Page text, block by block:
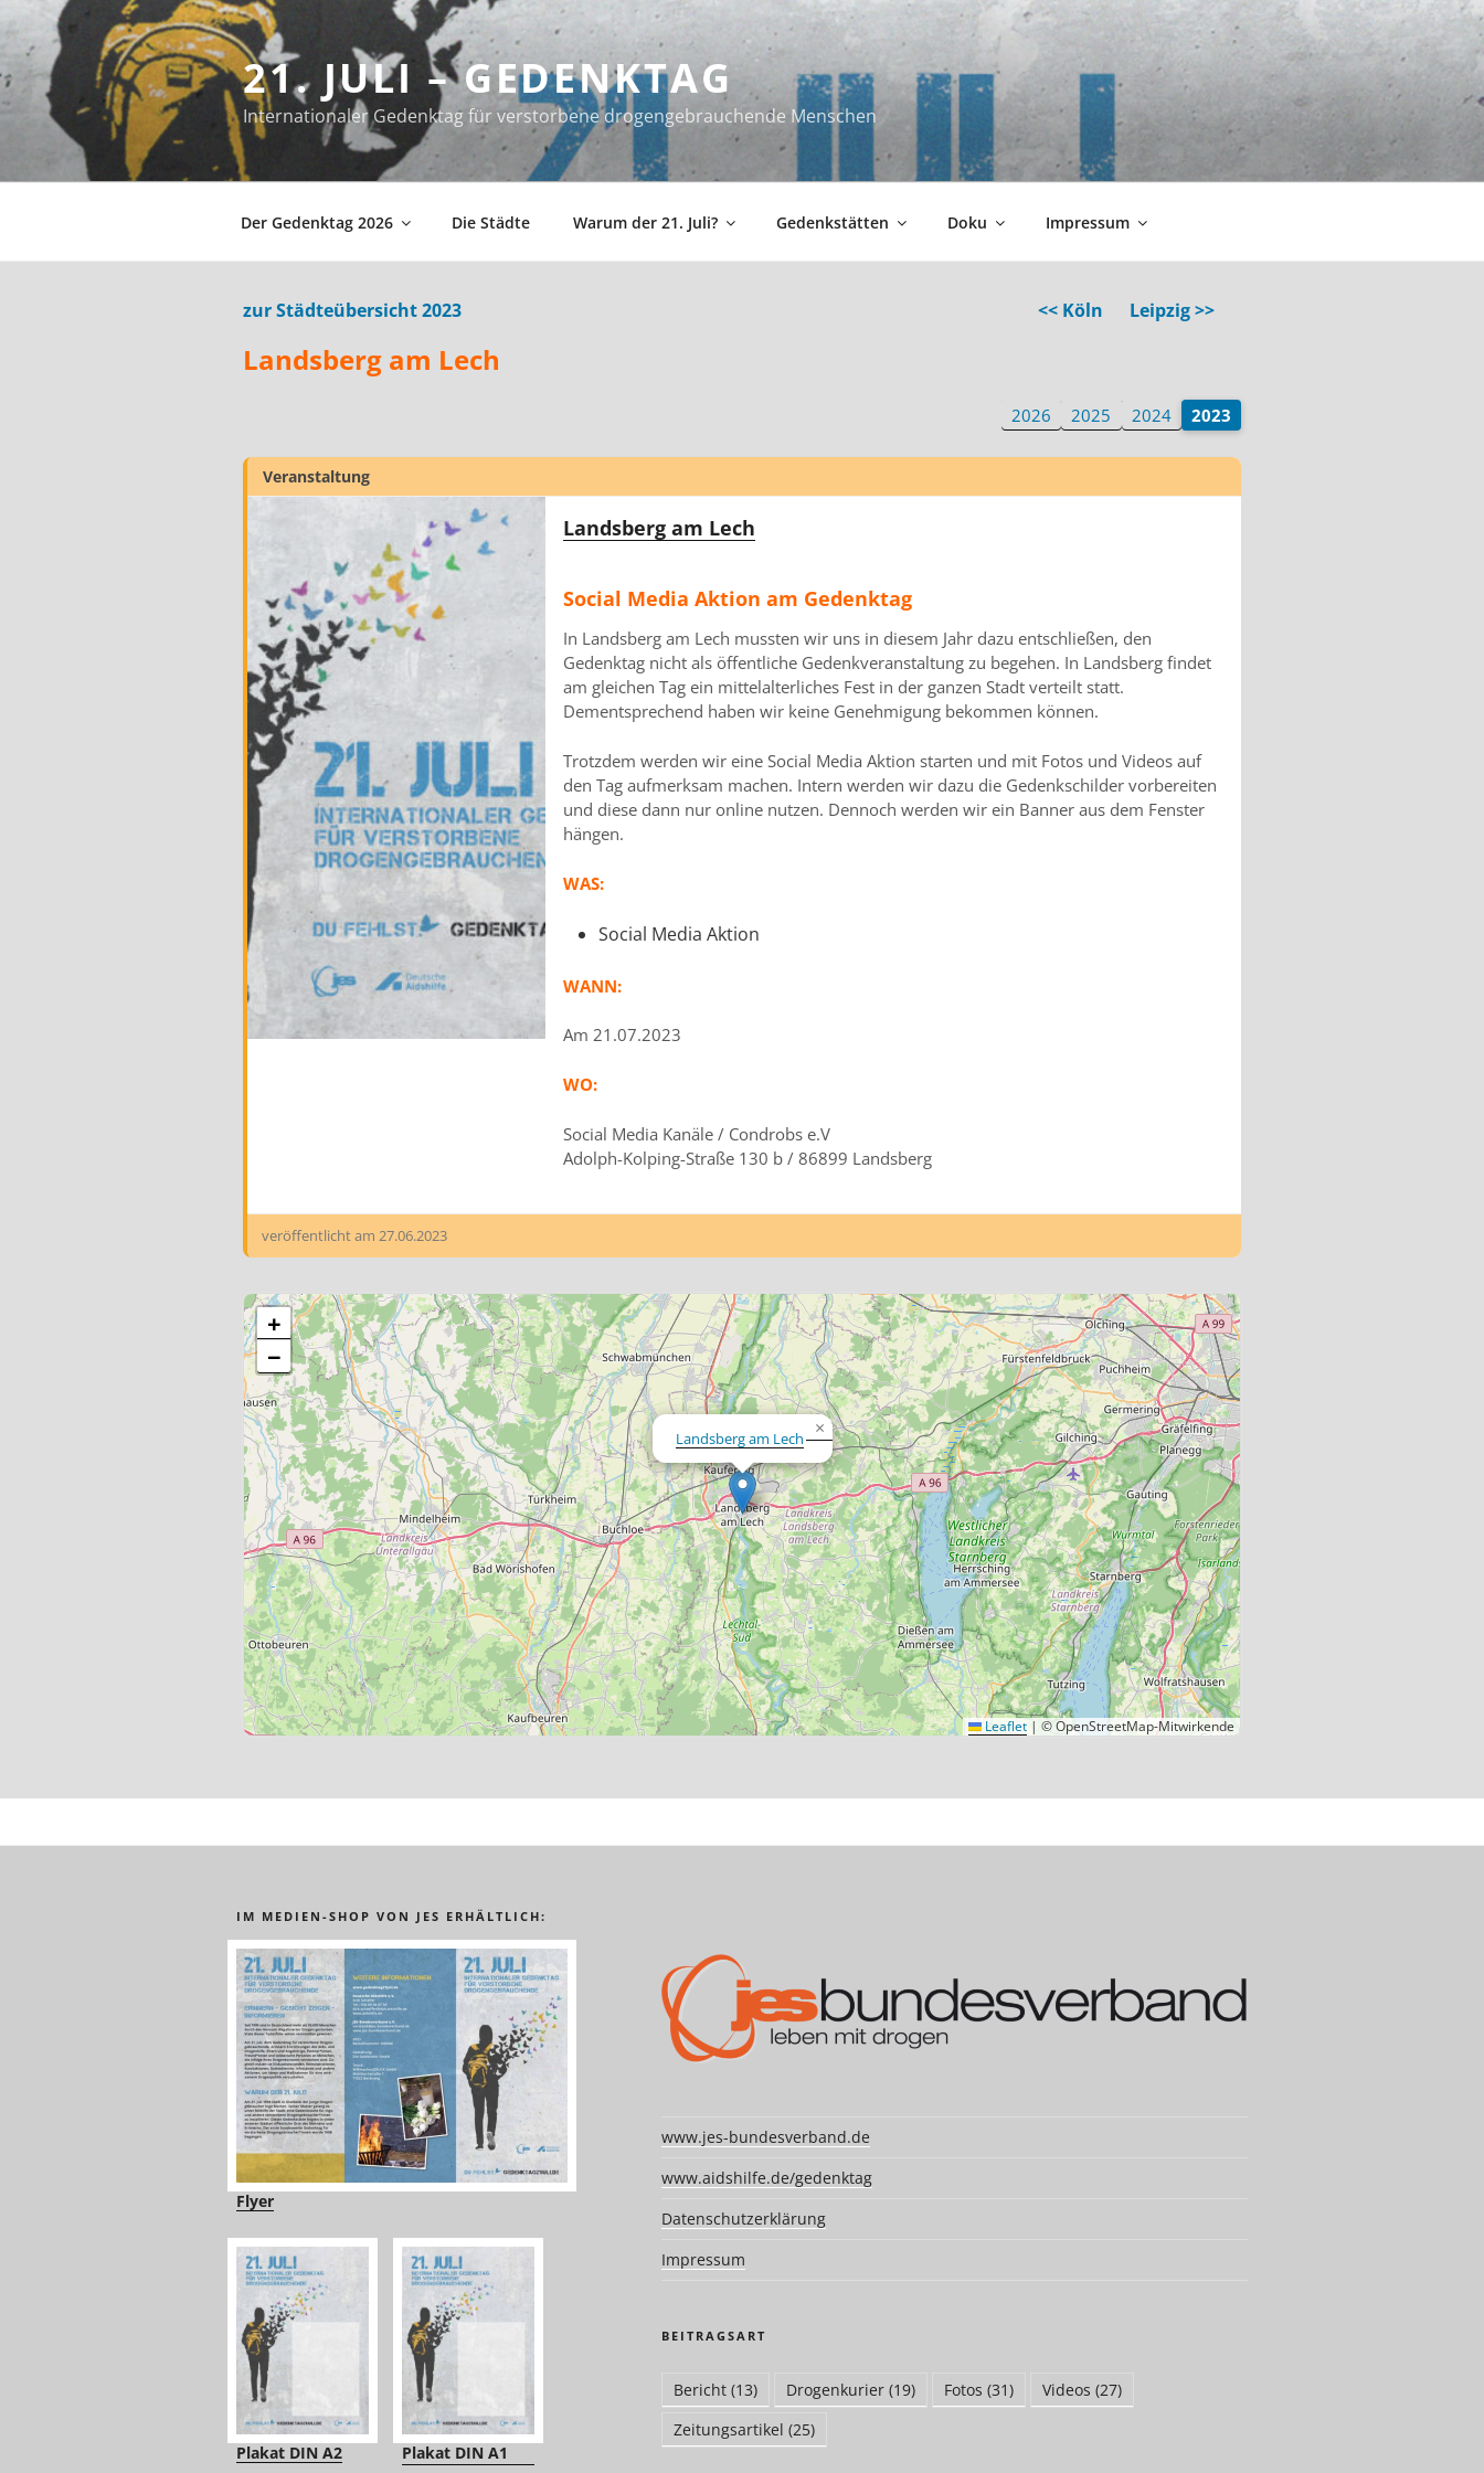
Inhalt
springen
21. JULI – GEDENKTAG
Internationaler Gedenktag für verstorbene drogengebrauchende Menschen
Der Gedenktag 2026 Die Städte Warum der 21. Juli? Gedenkstätten Doku Impressum
zur Städteübersicht 2023 Leipzig >>
<< Köln
Landsberg am Lech
2026 2025 2024 2023
Veranstaltung
Landsberg am Lech
Social Media Aktion am Gedenktag
In Landsberg am Lech mussten wir uns in diesem Jahr dazu entschließen, den
Gedenktag nicht als öffentliche Gedenkveranstaltung zu begehen. In Landsberg findet
am gleichen Tag ein mittelalterliches Fest in der ganzen Stadt verteilt statt.
Dementsprechend haben wir keine Genehmigung bekommen können.
Trotzdem werden wir eine Social Media Aktion starten und mit Fotos und Videos auf
den Tag aufmerksam machen. Intern werden wir dazu die Gedenkschilder vorbereiten
und diese dann nur online nutzen. Dennoch werden wir ein Banner aus dem Fenster
hängen.
WAS:
Social Media Aktion
WANN:
Am 21.07.2023
WO:
Social Media Kanäle / Condrobs e.V
Adolph-Kolping-Straße 130 b / 86899 Landsberg
veröffentlicht am 27.06.2023
Landsberg am Lech ×
+
−
Leaflet | © OpenStreetMap-Mitwirkende
IM MEDIEN-SHOP VON JES ERHÄLTLICH:
Flyer
Plakat DIN A2 Plakat DIN A1
www.jes-bundesverband.de
www.aidshilfe.de/gedenktag
Datenschutzerklärung
Impressum
BEITRAGSART
Bericht(13) Drogenkurier(19) Fotos (31) Videos (27)
Zeitungsartikel (25)